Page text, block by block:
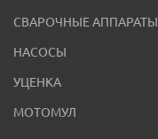
СВАРОЧНЫЕ АППАРАТЫ
НАСОСЫ
УЦЕНКА
МОТОМУЛ